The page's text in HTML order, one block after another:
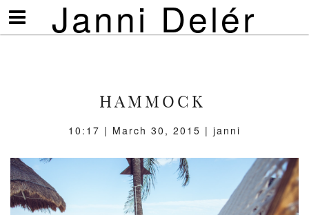
Janni Delér
Visa/göm
meny
HAMMOCK
10:17 | March 30, 2015 | janni